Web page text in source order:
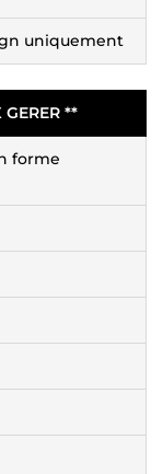
uniquement
GERER **
forme